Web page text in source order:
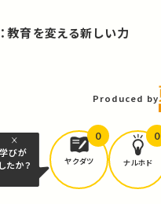
教育を変える新しい力
Produced by
びが
たか？
ヤクダツ
0
ナルホド
0